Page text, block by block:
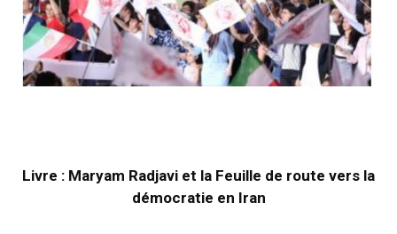
Livre : Maryam Radjavi et la Feuille de route vers la
démocratie en Iran